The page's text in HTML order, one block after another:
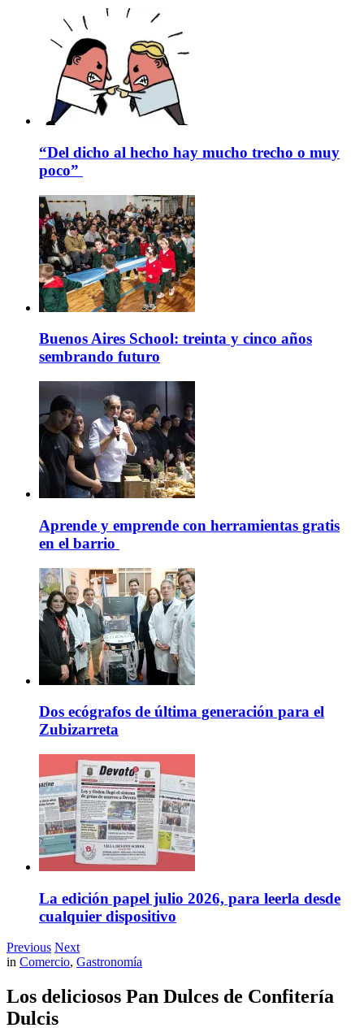
“Del dicho al hecho hay mucho trecho o muy
poco”
Buenos Aires School: treinta y cinco años
sembrando futuro
Aprende y emprende con herramientas gratis
en el barrio
Dos ecógrafos de última generación para el
Zubizarreta
La edición papel julio 2026, para leerla desde
cualquier dispositivo
Previous Next
in Comercio, Gastronomía
Los deliciosos Pan Dulces de Confitería
Dulcis